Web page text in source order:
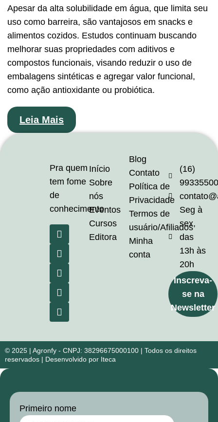
Apesar da alta solubilidade em água, que limita seu
uso como barreira, são vantajosos em snacks e
alimentos cozidos. Estudos continuam buscando
melhorar suas propriedades com aditivos e
compostos funcionais, visando reduzir o uso de
embalagens sintéticas e agregar valor funcional,
como ação antioxidante ou probiótica.
Leia Mais
Pra quem
tem fome
de
conhecimento
Início
Sobre
nós
Eventos
Cursos
Editora
Blog
Contato
Política de
Privacidade
Termos de
usuário/Afiliados
Minha
conta
(16)
Seg à
sex,
das
13h às
20h
Inscreva-
se na
Newsletter
© 2025 | Agronfy - CNPJ: 38296675000100 | Todos os direitos
reservados | Desenvolvido por Iteca
Primeiro nome